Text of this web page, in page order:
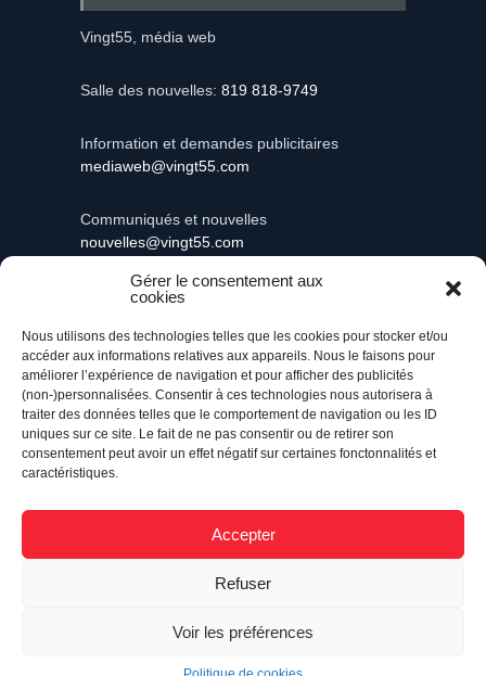
Gérer le consentement aux
cookies
Nous utilisons des technologies telles que les cookies pour stocker et/ou
accéder aux informations relatives aux appareils. Nous le faisons pour
améliorer l’expérience de navigation et pour afficher des publicités
(non-)personnalisées. Consentir à ces technologies nous autorisera à
traiter des données telles que le comportement de navigation ou les ID
uniques sur ce site. Le fait de ne pas consentir ou de retirer son
consentement peut avoir un effet négatif sur certaines fonctonnalités et
caractéristiques.
Accepter
Refuser
Voir les préférences
Vingt55, média web
Salle des nouvelles: 819 818-9749
Information et demandes publicitaires
mediaweb@vingt55.com
Communiqués et nouvelles
nouvelles@vingt55.com
Administration et comptabilité
Propulsé par Versom VR